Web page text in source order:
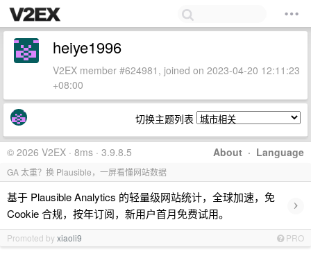
heiye1996
V2EX member #624981, joined on 2023-04-20 12:11:23
+08:00
切换主题列表
About · Language
© 2026 V2EX · 8ms · 3.9.8.5
GA 太重？换 Plausible，一屏看懂网站数据
基于 Plausible Analytics 的轻量级网站统计，全球加速，免
Cookie 合规，按年订阅，新用户首月免费试用。
›
Promoted byxiaoli9 PRO